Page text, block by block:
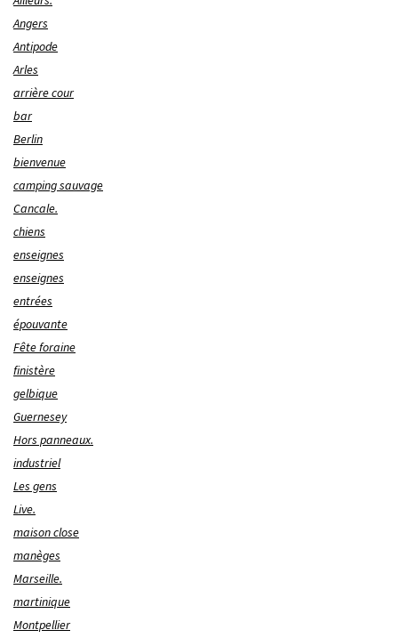
Angers
Antipode
Arles
arrière cour
bar
Berlin
bienvenue
camping sauvage
Cancale.
chiens
enseignes
enseignes
entrées
épouvante
Fête foraine
finistère
gelbique
Guernesey
Hors panneaux.
industriel
Les gens
Live.
maison close
manèges
Marseille.
martinique
Montpellier